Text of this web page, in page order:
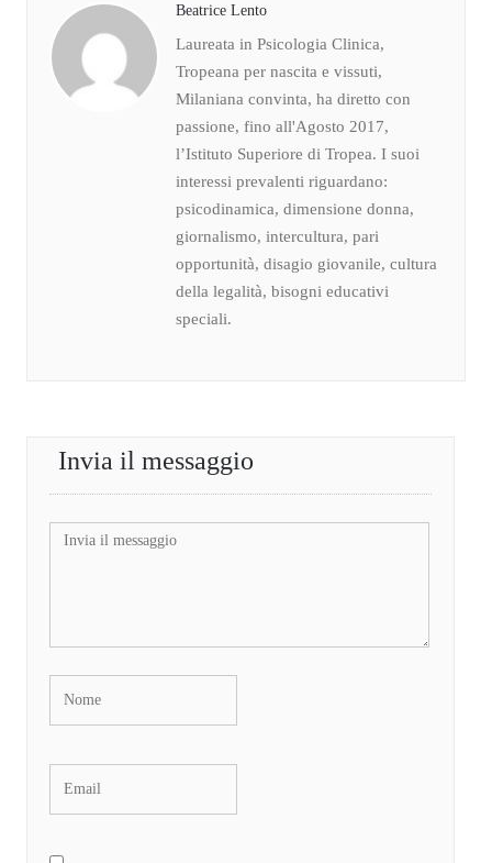
Beatrice Lento
Laureata in Psicologia Clinica,
Tropeana per nascita e vissuti,
Milaniana convinta, ha diretto con
passione, fino all'Agosto 2017,
l’Istituto Superiore di Tropea. I suoi
interessi prevalenti riguardano:
psicodinamica, dimensione donna,
giornalismo, intercultura, pari
opportunità, disagio giovanile, cultura
della legalità, bisogni educativi
speciali.
Invia il messaggio